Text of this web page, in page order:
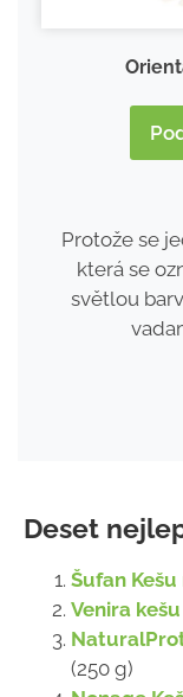
Protože se
která se
světlou
Deset
Šufan
Venira
(250 g)